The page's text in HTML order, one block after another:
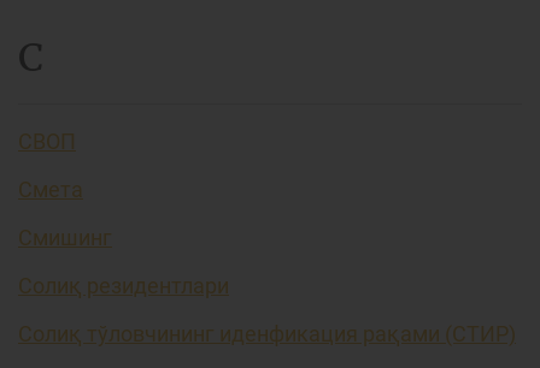
С
СВОП
Смета
Смишинг
Солиқ резидентлари
Солиқ тўловчининг иденфикация рақами (СТИР)